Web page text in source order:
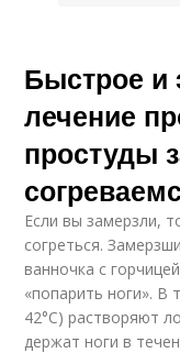
Средства от
Средства
Быстрое и
лечение
простуды
Если вы замерзли,
согреться.
ванночка с
«попарить ноги». В
42°С) растворяют
держат ноги в